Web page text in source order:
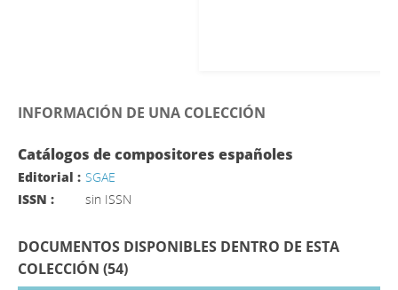
INFORMACIÓN DE UNA COLECCIÓN
Catálogos de compositores españoles
Editorial : SGAE
ISSN :
sin ISSN
DOCUMENTOS DISPONIBLES DENTRO DE ESTA
COLECCIÓN (54)